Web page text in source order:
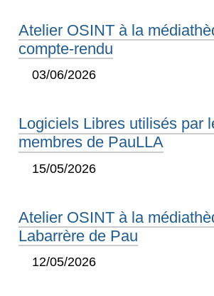
Atelier OSINT à la
compte-rendu
03/06/2026
Logiciels Libres utilisés par
membres de PauLLA
15/05/2026
Atelier OSINT à la
Labarrère de Pau
12/05/2026